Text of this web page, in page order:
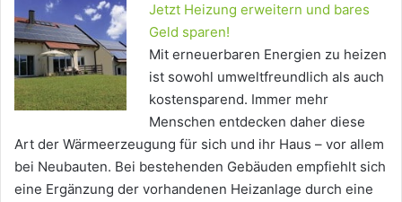
Jetzt Heizung erweitern und bares
Geld sparen!
Mit erneuerbaren Energien zu heizen
ist sowohl umweltfreundlich als auch
kostensparend. Immer mehr
Menschen entdecken daher diese
Art der Wärmeerzeugung für sich und ihr Haus – vor allem
bei Neubauten. Bei bestehenden Gebäuden empfiehlt sich
eine Ergänzung der vorhandenen Heizanlage durch eine